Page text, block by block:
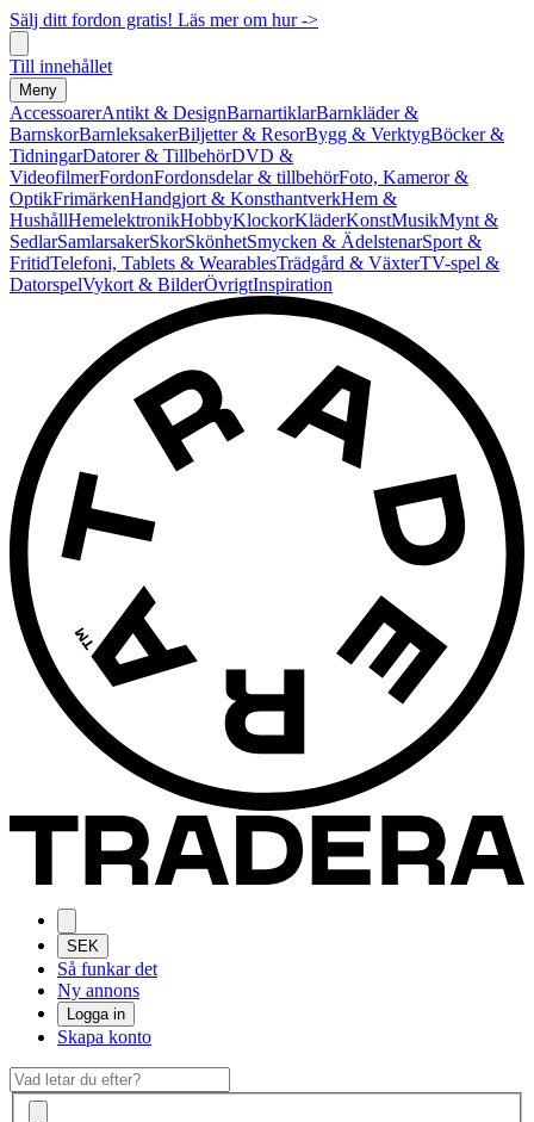
Sälj ditt fordon gratis! Läs mer om hur ->
Till innehållet
Meny
AccessoarerAntikt & DesignBarnartiklarBarnkläder &
BarnskorBarnleksakerBiljetter & ResorBygg & VerktygBöcker &
TidningarDatorer & TillbehörDVD &
VideofilmerFordonFordonsdelar & tillbehörFoto, Kameror &
OptikFrimärkenHandgjort & KonsthantverkHem &
HushållHemelektronikHobbyKlockorKläderKonstMusikMynt &
SedlarSamlarsakerSkorSkönhetSmycken & ÄdelstenarSport &
FritidTelefoni, Tablets & WearablesTrädgård & VäxterTV-spel &
DatorspelVykort & BilderÖvrigtInspiration
SEK
Så funkar det
Ny annons
Logga in
Skapa konto